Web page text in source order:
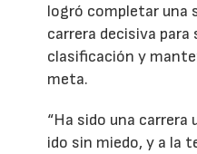
logró completar una
carrera decisiva
clasificación y
meta.
“Ha sido una
ido sin miedo, y a la